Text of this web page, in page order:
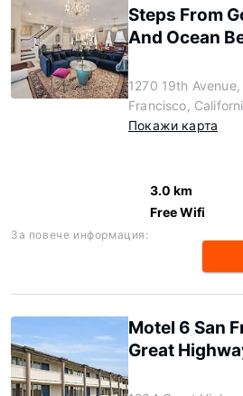
Steps From
And Ocean
1270 19th Avenue,
Francisco,
Покажи карта
3.0 km
Free Wifi
За повече информация:
Motel 6 San
Great